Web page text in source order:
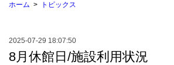
ホーム トピックス
2025-07-29 18:07:50
8月休館日/施設利用状況